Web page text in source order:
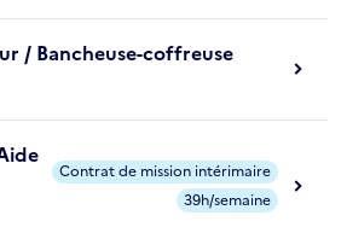
/ Bancheuse-coffreuse
Contrat de mission intérimaire
39h/semaine